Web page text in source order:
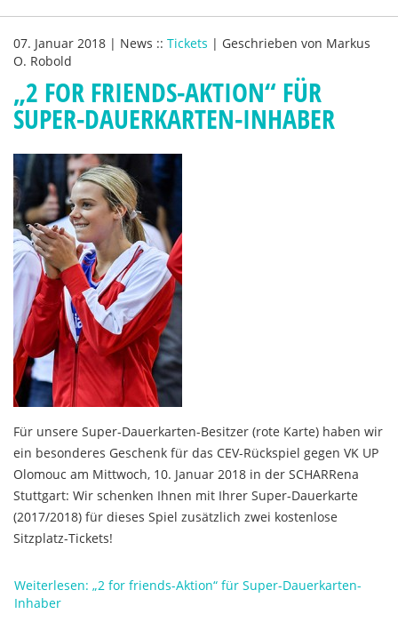
07. Januar 2018 | News :: Tickets | Geschrieben von Markus
O. Robold
„2 FOR FRIENDS-AKTION“ FÜR
SUPER-DAUERKARTEN-INHABER
Für unsere Super-Dauerkarten-Besitzer (rote Karte) haben wir
ein besonderes Geschenk für das CEV-Rückspiel gegen VK UP
Olomouc am Mittwoch, 10. Januar 2018 in der SCHARRena
Stuttgart: Wir schenken Ihnen mit Ihrer Super-Dauerkarte
(2017/2018) für dieses Spiel zusätzlich zwei kostenlose
Sitzplatz-Tickets!
Weiterlesen: „2 for friends-Aktion“ für Super-Dauerkarten-
Inhaber